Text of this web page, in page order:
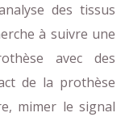
des tissus
à suivre une
avec des
de la prothèse
mimer le signal